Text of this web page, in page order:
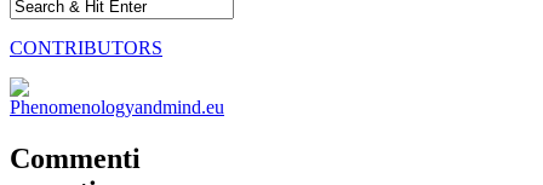
CONTRIBUTORS
Commenti